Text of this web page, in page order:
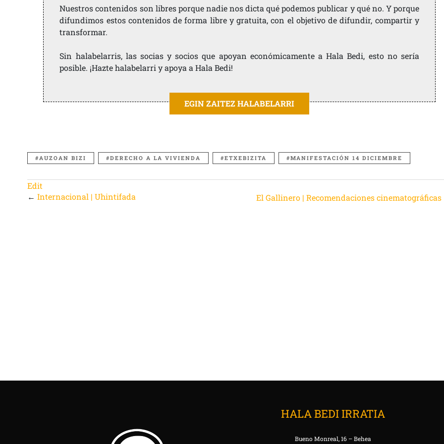
Nuestros contenidos son libres porque nadie nos dicta qué podemos publicar y qué no. Y porque
difundimos estos contenidos de forma libre y gratuita, con el objetivo de difundir, compartir y
transformar.
Sin halabelarris, las socias y socios que apoyan económicamente a Hala Bedi, esto no sería
posible. ¡Hazte halabelarri y apoya a Hala Bedi!
EGIN ZAITEZ HALABELARRI
AUZOAN BIZI DERECHO A LA VIVIENDA ETXEBIZITA MANIFESTACIÓN 14 DICIEMBRE
Edit
←Internacional | Uhintifada El Gallinero | Recomendaciones cinematográficas
HALA BEDI IRRATIA
Bueno Monreal, 16 – Behea